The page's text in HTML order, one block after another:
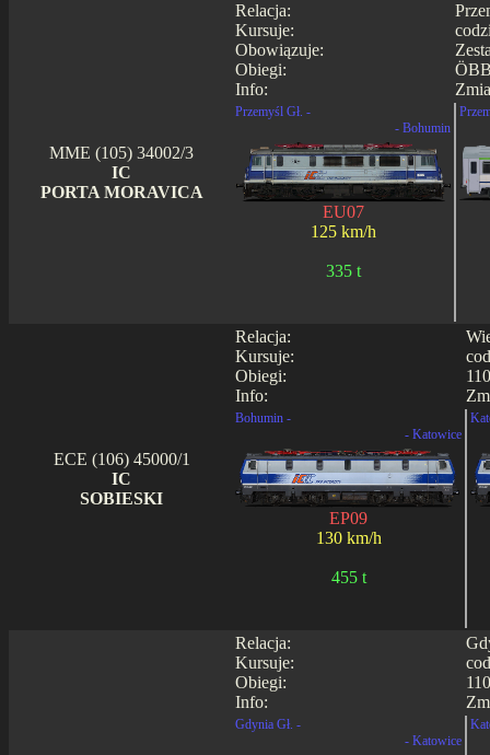
Relacja:
Kursuje:
Obowiązuje:
Obiegi:
Info:
MME (105) 34002/3
IC
PORTA MORAVICA
Przemyśl Gł. -
- Bohumin
EU07
125 km/h
335 t
Relacja:
Kursuje:
Obiegi:
Info:
ECE (106) 45000/1
IC
SOBIESKI
Bohumin -
- Katowice
EP09
130 km/h
455 t
Relacja:
Kursuje:
Obiegi:
Info:
Gdynia Gł. -
- Katowice